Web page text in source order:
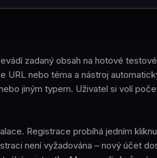
zadaný obsah na hotové
URL nebo téma a nástroj
jiným typem. Uživatel si volí
Registrace probíhá jedním
není vyžadována – nový účet